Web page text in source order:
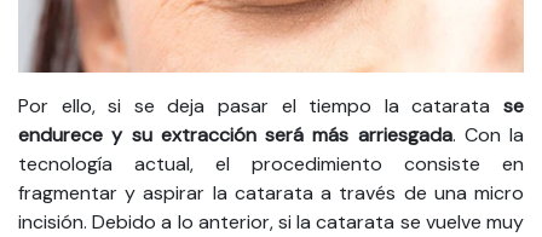
Por ello, si se deja pasar el tiempo la catarata se
endurece y su extracción será más arriesgada. Con la
tecnología actual, el procedimiento consiste en
fragmentar y aspirar la catarata a través de una micro
incisión. Debido a lo anterior, si la catarata se vuelve muy